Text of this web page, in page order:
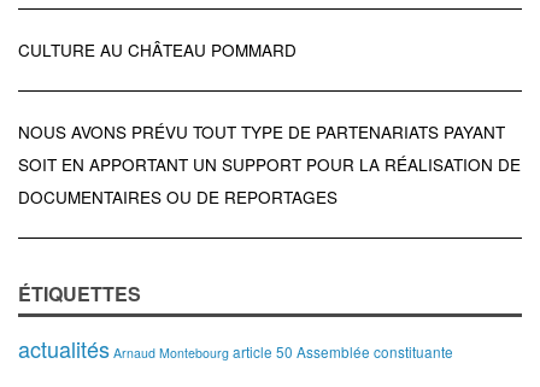
CULTURE AU CHÂTEAU POMMARD
NOUS AVONS PRÉVU TOUT TYPE DE PARTENARIATS PAYANT
SOIT EN APPORTANT UN SUPPORT POUR LA RÉALISATION DE
DOCUMENTAIRES OU DE REPORTAGES
ÉTIQUETTES
actualités Arnaud Montebourg article 50 Assemblée constituante